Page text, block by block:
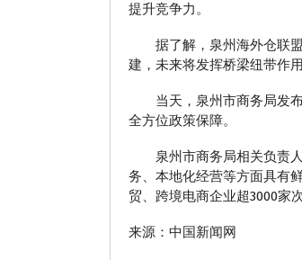
提升竞争力。
据了解，泉州海外仓联盟
建，未来将发挥桥梁纽带作
当天，泉州市商务局发布
全方位政策保障。
泉州市商务局相关负责人
务、本地化经营等方面具有
贸、跨境电商企业超3000家次
来源：中国新闻网